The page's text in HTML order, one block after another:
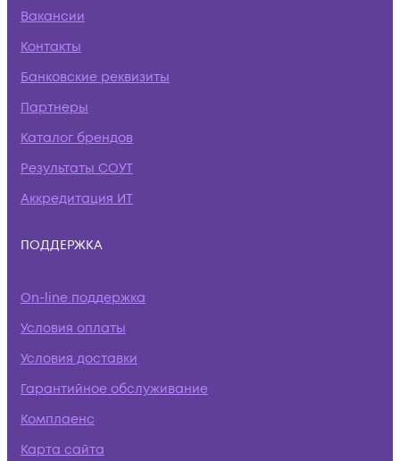
Вакансии
Контакты
Банковские реквизиты
Партнеры
Каталог брендов
Результаты СОУТ
Аккредитация ИТ
ПОДДЕРЖКА
On-line поддержка
Условия оплаты
Условия доставки
Гарантийное обслуживание
Комплаенс
Карта сайта